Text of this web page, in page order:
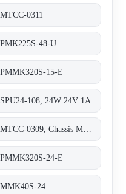
MTCC-0311
PMK225S-48-U
PMMK320S-15-E
SPU24-108, 24W 24V 1A
PMMK320S-24-E
MMK40S-24